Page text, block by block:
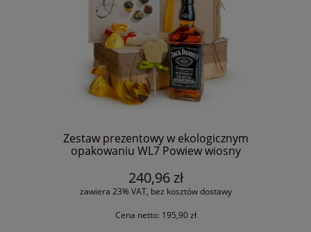
Zestaw prezentowy w ekologicznym
opakowaniu WL7 Powiew wiosny
240,96 zł
zawiera 23% VAT, bez kosztów dostawy
Cena netto: 195,90 zł